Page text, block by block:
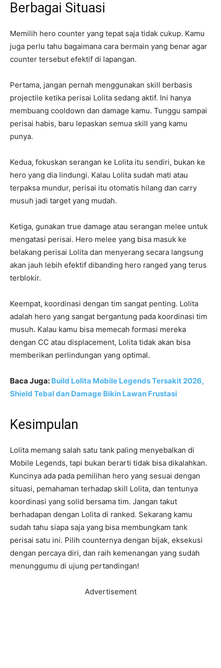
Berbagai Situasi
Memilih hero counter yang tepat saja tidak cukup. Kamu
juga perlu tahu bagaimana cara bermain yang benar agar
counter tersebut efektif di lapangan.
Pertama, jangan pernah menggunakan skill berbasis
projectile ketika perisai Lolita sedang aktif. Ini hanya
membuang cooldown dan damage kamu. Tunggu sampai
perisai habis, baru lepaskan semua skill yang kamu
punya.
Kedua, fokuskan serangan ke Lolita itu sendiri, bukan ke
hero yang dia lindungi. Kalau Lolita sudah mati atau
terpaksa mundur, perisai itu otomatis hilang dan carry
musuh jadi target yang mudah.
Ketiga, gunakan true damage atau serangan melee untuk
mengatasi perisai. Hero melee yang bisa masuk ke
belakang perisai Lolita dan menyerang secara langsung
akan jauh lebih efektif dibanding hero ranged yang terus
terblokir.
Keempat, koordinasi dengan tim sangat penting. Lolita
adalah hero yang sangat bergantung pada koordinasi tim
musuh. Kalau kamu bisa memecah formasi mereka
dengan CC atau displacement, Lolita tidak akan bisa
memberikan perlindungan yang optimal.
Baca Juga: Build Lolita Mobile Legends Tersakit 2026,
Shield Tebal dan Damage Bikin Lawan Frustasi
Kesimpulan
Lolita memang salah satu tank paling menyebalkan di
Mobile Legends, tapi bukan berarti tidak bisa dikalahkan.
Kuncinya ada pada pemilihan hero yang sesuai dengan
situasi, pemahaman terhadap skill Lolita, dan tentunya
koordinasi yang solid bersama tim. Jangan takut
berhadapan dengan Lolita di ranked. Sekarang kamu
sudah tahu siapa saja yang bisa membungkam tank
perisai satu ini. Pilih counternya dengan bijak, eksekusi
dengan percaya diri, dan raih kemenangan yang sudah
menunggumu di ujung pertandingan!
Advertisement